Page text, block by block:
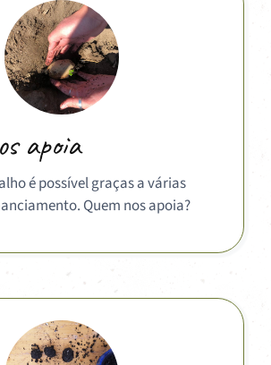
apoia
é possível graças a várias
Quem nos apoia?